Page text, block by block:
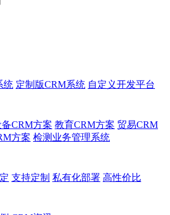
统 定制版CRM系统 自定义开发平台
CRM方案 教育CRM方案 贸易CRM
方案 检测业务管理系统
支持定制 私有化部署 高性价比